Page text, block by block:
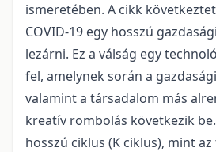
ismeretében. A cikk
COVID-19 egy hosszú
lezárni. Ez a válság egy
fel, amelynek során a
valamint a társadalom más
kreatív rombolás következik
hosszú ciklus (K ciklus), mint